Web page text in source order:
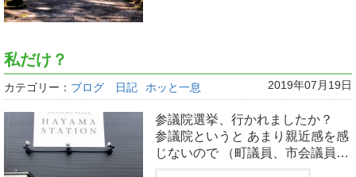
私だけ？
カテゴリー： ブログ 日記 ホッと一息 2019年07月19日
参議院選挙、行かれましたか？
参議院というと あまり親近感を感
じないので （町議員、市会議員…